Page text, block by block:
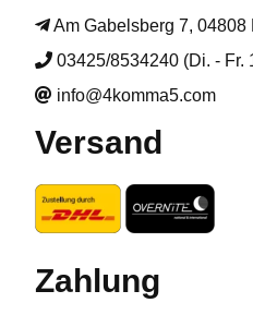
Am Gabelsberg 7, 04808
03425/8534240 (Di. - Fr.
info@4komma5.com
Versand
Zahlung